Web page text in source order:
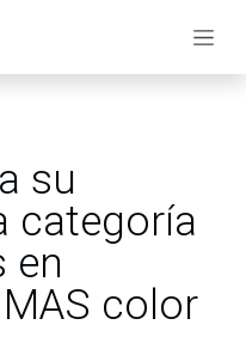
su
categoría
en
color